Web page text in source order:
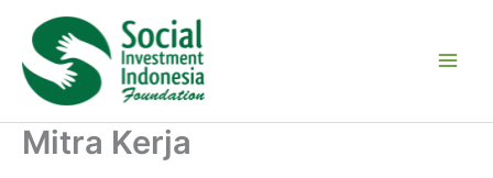
content
Mitra Kerja